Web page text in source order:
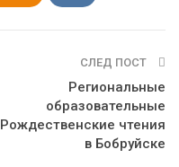
СЛЕД ПОСТ
Региональные
образовательные
Рождественские чтения
в Бобруйске